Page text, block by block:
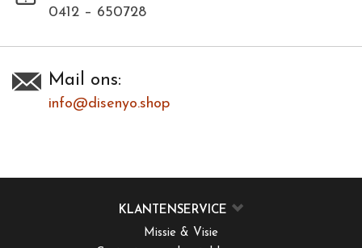
0412 – 650728
Mail ons:
info@disenyo.shop
KLANTENSERVICE
Missie & Visie